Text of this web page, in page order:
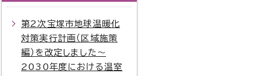
第2次宝塚市地球温暖化
対策実行計画（区域施策
編）を改定しました～
2030年度における温室